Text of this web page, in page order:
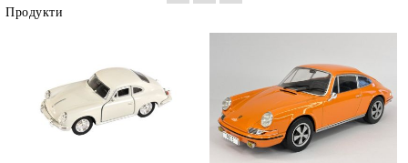
Продукти